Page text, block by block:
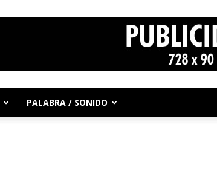
PALABRA / SONIDO